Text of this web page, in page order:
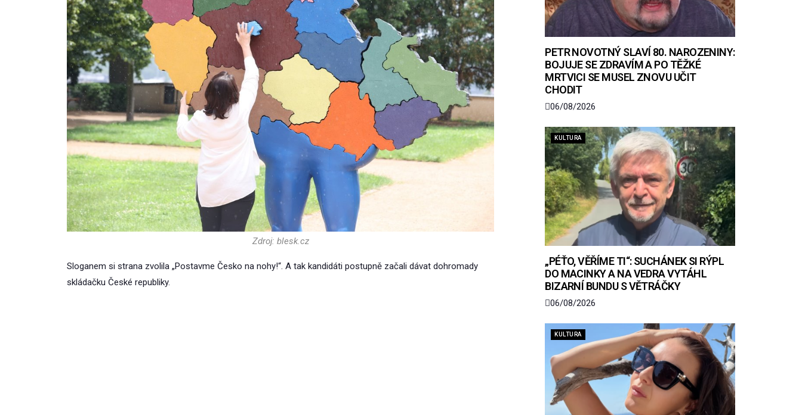
Zdroj: blesk.cz
Sloganem si strana zvolila „Postavme Česko na nohy!“. A tak kandidáti postupně začali dávat dohromady
skládačku České republiky.
PETR NOVOTNÝ SLAVÍ 80. NAROZENINY:
BOJUJE SE ZDRAVÍM A PO TĚŽKÉ
MRTVICI SE MUSEL ZNOVU UČIT
CHODIT
06/08/2026
KULTURA
„PÉŤO, VĚŘÍME TI“: SUCHÁNEK SI RÝPL
DO MACINKY A NA VEDRA VYTÁHL
BIZARNÍ BUNDU S VĚTRÁČKY
06/08/2026
KULTURA